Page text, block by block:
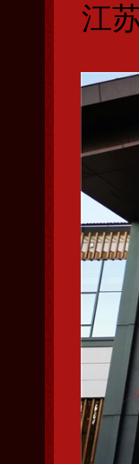
江